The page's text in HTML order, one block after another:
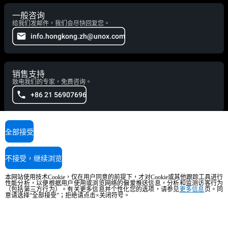
一般咨询
给我们发邮件，我们会尽快回复您。
info.hongkong.zh@unox.com
销售支持
致电我们的专家，免费咨询。
+86 21 56907696
服务支持
我们的技术人员随时为您提供帮助，请拨打电话。
+86 1326 2867 676
烹饪支持
我们的公司厨师将随时为您提供帮助并尽快回复。
本网站使用技术Cookie，仅在用户同意的前提下，才对Cookie或其他跟踪工具进行
性能分析，以便根据用户使用或浏览网络的偏爱推送信息，分析和监测访客行为
（包括第三方行为）。有关更多信息并个性化您的选项，请参见更多信息 页。同
意请选择“全部接受”；拒绝请点击×关闭符号。
全部接受
不接受，继续浏览